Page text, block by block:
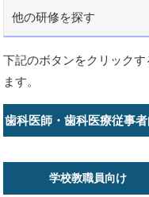
他の研修を探す
下記のボタンをクリック
ます。
歯科医師・歯科医療従事
学校教職員向け